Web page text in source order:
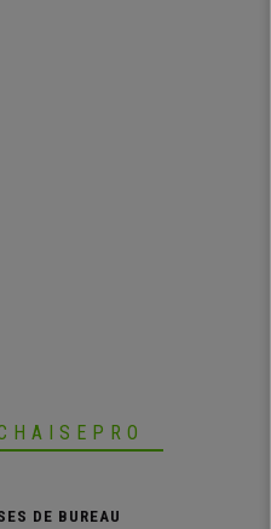
DE BUREAU